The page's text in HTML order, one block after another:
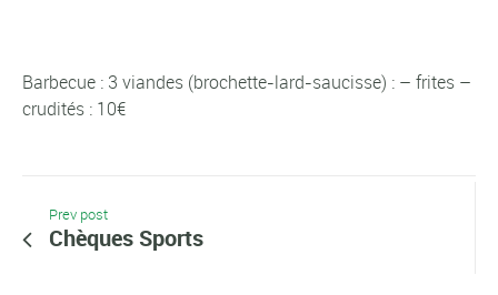
Barbecue : 3 viandes (brochette-lard-saucisse) : – frites –
crudités : 10€
Prev post
Chèques Sports